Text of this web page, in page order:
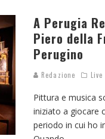
A Perugia
Piero della
Perugino
Redazione Live
Pittura e musica
iniziato a giocare
periodo in cui ho